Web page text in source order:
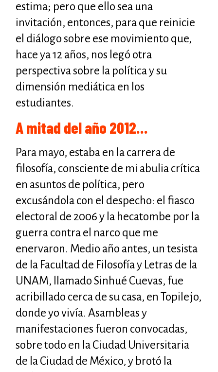
estima; pero que ello sea una
invitación, entonces, para que reinicie
el diálogo sobre ese movimiento que,
hace ya 12 años, nos legó otra
perspectiva sobre la política y su
dimensión mediática en los
estudiantes.
A mitad del año 2012…
Para mayo, estaba en la carrera de
filosofía, consciente de mi abulia crítica
en asuntos de política, pero
excusándola con el despecho: el fiasco
electoral de 2006 y la hecatombe por la
guerra contra el narco que me
enervaron. Medio año antes, un tesista
de la Facultad de Filosofía y Letras de la
UNAM, llamado Sinhué Cuevas, fue
acribillado cerca de su casa, en Topilejo,
donde yo vivía. Asambleas y
manifestaciones fueron convocadas,
sobre todo en la Ciudad Universitaria
de la Ciudad de México, y brotó la